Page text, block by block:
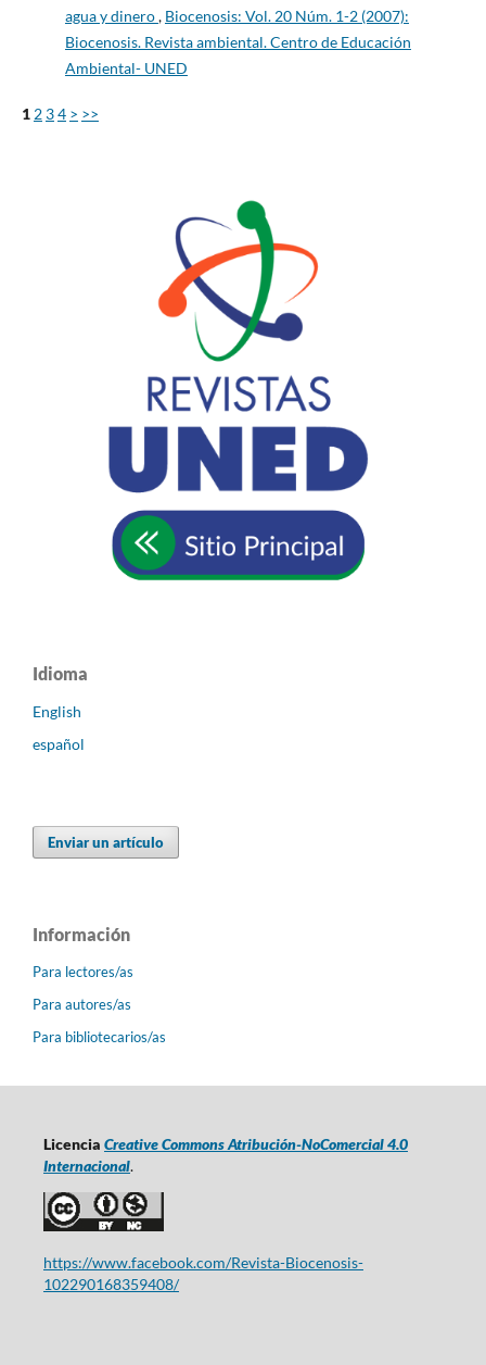
agua y dinero, Biocenosis: Vol. 20 Núm. 1-2 (2007):
Biocenosis. Revista ambiental. Centro de Educación
Ambiental- UNED
1 2 34 > >>
Idioma
English
español
Enviar un artículo
Información
Para lectores/as
Para autores/as
Para bibliotecarios/as
Licencia Creative Commons Atribución-NoComercial 4.0
Internacional.
https://www.facebook.com/Revista-Biocenosis-
102290168359408/